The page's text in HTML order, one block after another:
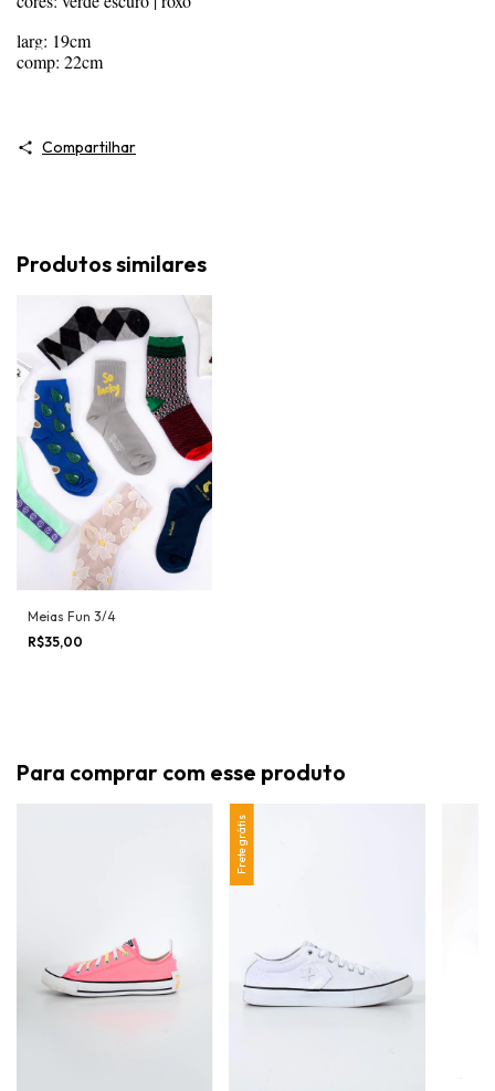
larg: 19cm
comp: 22cm
Compartilhar
Produtos similares
Meias Fun 3/4
R$35,00
Para comprar com esse produto
Frete grátis